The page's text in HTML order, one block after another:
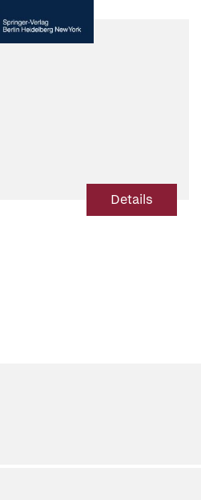
Details